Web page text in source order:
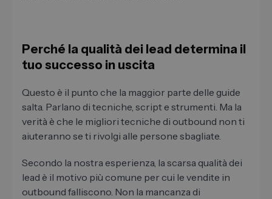
Perché la qualità dei lead determina il
tuo successo in uscita
Questo è il punto che la maggior parte delle guide
salta. Parlano di tecniche, script e strumenti. Ma la
verità è che le migliori tecniche di outbound non ti
aiuteranno se ti rivolgi alle persone sbagliate.
Secondo la nostra esperienza, la scarsa qualità dei
lead è il motivo più comune per cui le vendite in
outbound falliscono. Non la mancanza di